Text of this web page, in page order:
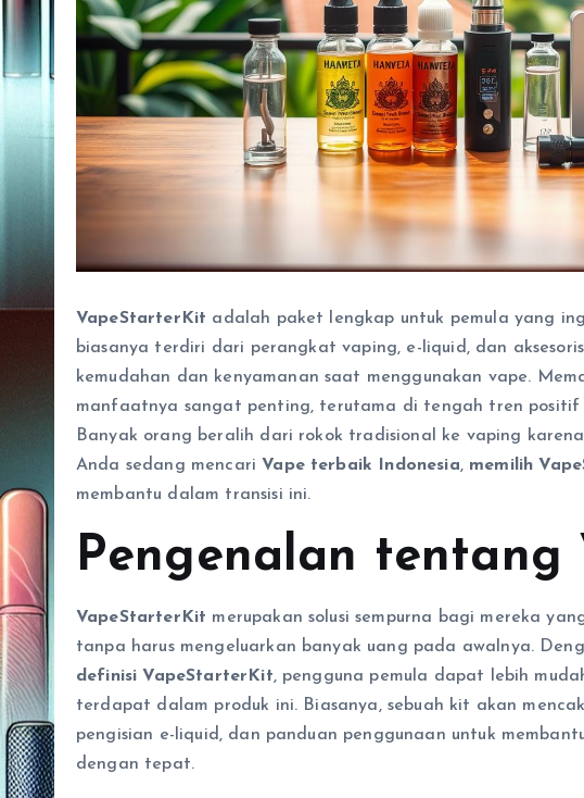
VapeStarterKit adalah paket lengkap untuk pemula yang
biasanya terdiri dari perangkat vaping, e-liquid, dan
kemudahan dan kenyamanan saat menggunakan vape.
manfaatnya sangat penting, terutama di tengah tren positif
Banyak orang beralih dari rokok tradisional ke vaping
Anda sedang mencari Vape terbaik Indonesia, memilih
membantu dalam transisi ini.
Pengenalan tentang
VapeStarterKit merupakan solusi sempurna bagi mereka
tanpa harus mengeluarkan banyak uang pada awalnya.
definisi VapeStarterKit, pengguna pemula dapat lebih
terdapat dalam produk ini. Biasanya, sebuah kit akan
pengisian e-liquid, dan panduan penggunaan untuk
dengan tepat.